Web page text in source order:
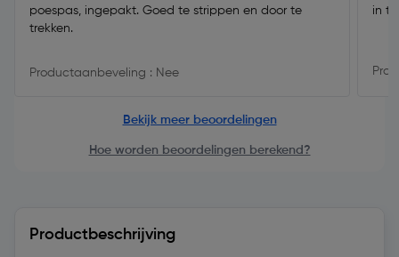
poespas, ingepakt. Goed te strippen en door te
trekken.
Productaanbeveling : Nee
in
Bekijk meer beoordelingen
Hoe worden beoordelingen berekend?
Productbeschrijving